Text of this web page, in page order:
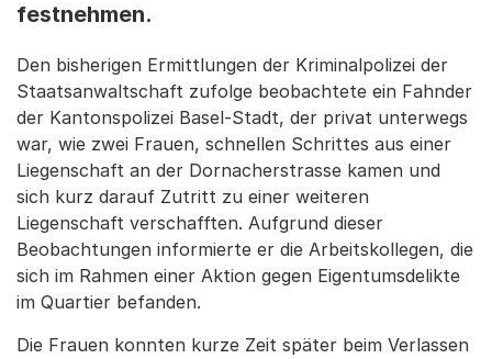
festnehmen.
Den bisherigen Ermittlungen der Kriminalpolizei der
Staatsanwaltschaft zufolge beobachtete ein Fahnder
der Kantonspolizei Basel-Stadt, der privat unterwegs
war, wie zwei Frauen, schnellen Schrittes aus einer
Liegenschaft an der Dornacherstrasse kamen und
sich kurz darauf Zutritt zu einer weiteren
Liegenschaft verschafften. Aufgrund dieser
Beobachtungen informierte er die Arbeitskollegen, die
sich im Rahmen einer Aktion gegen Eigentumsdelikte
im Quartier befanden.
Die Frauen konnten kurze Zeit später beim Verlassen